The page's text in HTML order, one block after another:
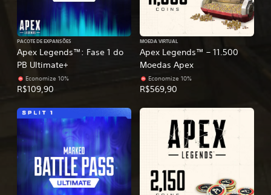
Apex Legends™: Fase 1 do
PB Ultimate+
PACOTE DE EXPANSÕES
Economize 10%
R$109,90
Apex Legends™ – 11.500
Moedas Apex
MOEDA VIRTUAL
Economize 10%
R$569,90